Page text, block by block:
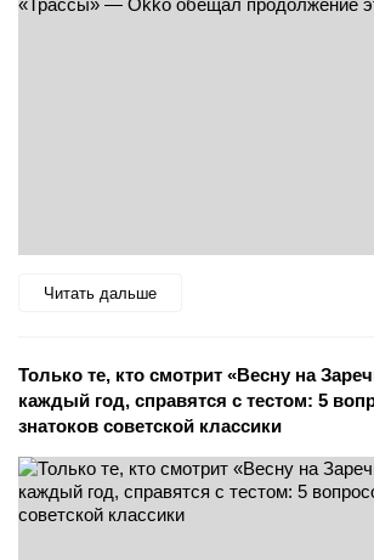
Читать дальше
Только те, кто смотрит «Весну на
каждый год, справятся с тестом: 5
знатоков советской классики